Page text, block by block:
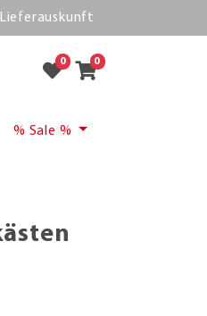
Lieferauskunft
0 0
% Sale %